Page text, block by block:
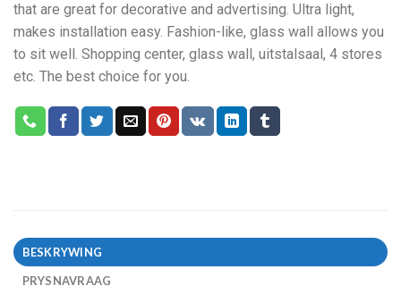
that are great for decorative and advertising. Ultra light,
makes installation easy. Fashion-like, glass wall allows you
to sit well . Shopping center, glass wall , uitstalsaal, 4 stores
etc. The best choice for you.
BESKRYWING
PRYSNAVRAAG